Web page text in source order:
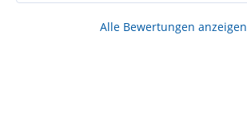
Alle Bewertungen anzeigen